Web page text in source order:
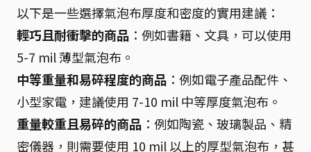
以下是一些選擇氣泡布厚度和密度的實用建議：
輕巧且耐衝擊的商品 ：例如書籍、文具，可以使用
5-7 mil 薄型氣泡布。
中等重量和易碎程度的商品 ：例如電子產品配件、
小型家電，建議使用 7-10 mil 中等厚度氣泡布。
重量較重且易碎的商品 ：例如陶瓷、玻璃製品、精
密儀器，則需要使用 10 mil 以上的厚型氣泡布，甚